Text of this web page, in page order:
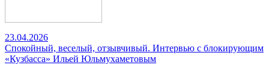
23.04.2026
Спокойный, веселый, отзывчивый. Интервью с блокирующим
«Кузбасса» Ильей Юльмухаметовым